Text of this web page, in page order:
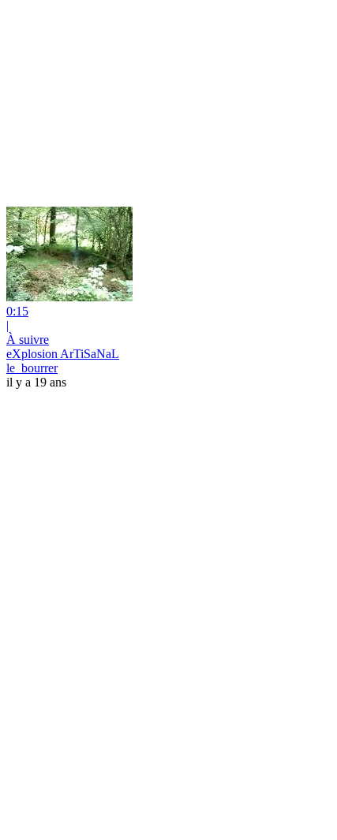
0:15
|
À suivre
eXplosion ArTiSaNaL
le_bourrer
il y a 19 ans